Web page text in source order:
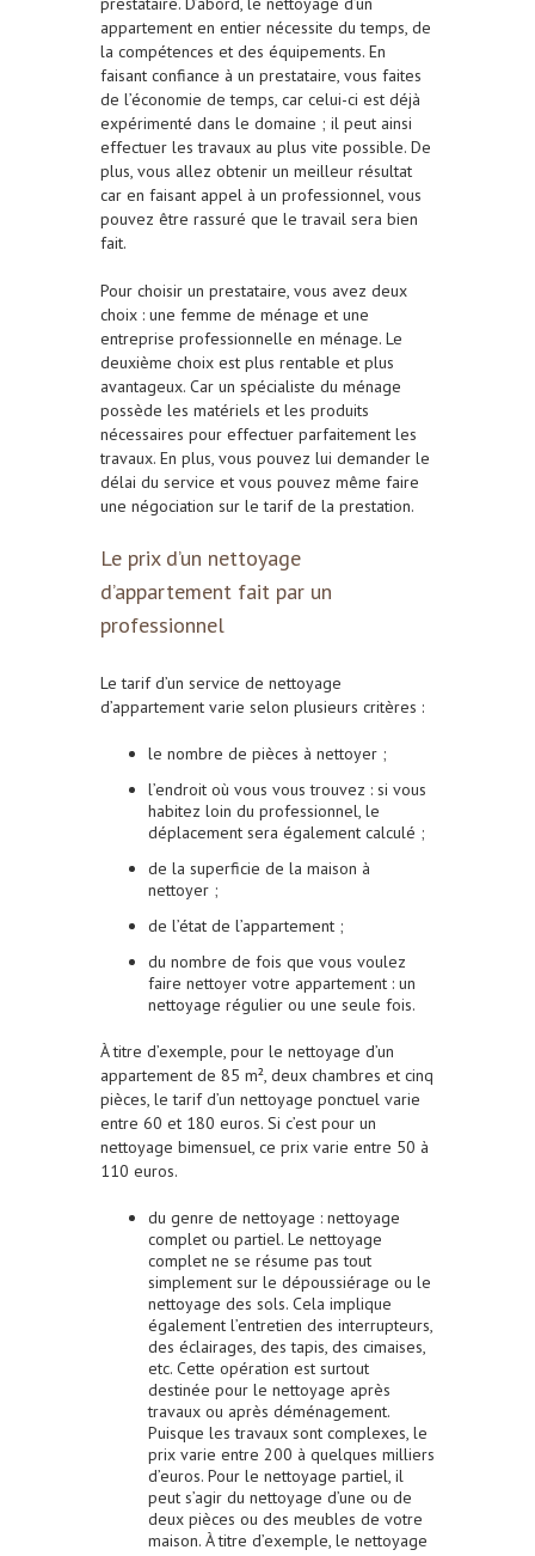
appartement en entier nécessite du temps, de
la compétences et des équipements. En
faisant confiance à un prestataire, vous faites
de l’économie de temps, car celui-ci est déjà
expérimenté dans le domaine ; il peut ainsi
effectuer les travaux au plus vite possible. De
plus, vous allez obtenir un meilleur résultat
car en faisant appel à un professionnel, vous
pouvez être rassuré que le travail sera bien
fait.
Pour choisir un prestataire, vous avez deux
choix : une femme de ménage et une
entreprise professionnelle en ménage. Le
deuxième choix est plus rentable et plus
avantageux. Car un spécialiste du ménage
possède les matériels et les produits
nécessaires pour effectuer parfaitement les
travaux. En plus, vous pouvez lui demander le
délai du service et vous pouvez même faire
une négociation sur le tarif de la prestation.
Le prix d’un nettoyage
d’appartement fait par un
professionnel
Le tarif d’un service de nettoyage
d’appartement varie selon plusieurs critères :
le nombre de pièces à nettoyer ;
l’endroit où vous vous trouvez : si vous
habitez loin du professionnel, le
déplacement sera également calculé ;
de la superficie de la maison à
nettoyer ;
de l’état de l’appartement ;
du nombre de fois que vous voulez
faire nettoyer votre appartement : un
nettoyage régulier ou une seule fois.
À titre d’exemple, pour le nettoyage d’un
appartement de 85 m², deux chambres et cinq
pièces, le tarif d’un nettoyage ponctuel varie
entre 60 et 180 euros. Si c’est pour un
nettoyage bimensuel, ce prix varie entre 50 à
110 euros.
du genre de nettoyage : nettoyage
complet ou partiel. Le nettoyage
complet ne se résume pas tout
simplement sur le dépoussiérage ou le
nettoyage des sols. Cela implique
également l’entretien des interrupteurs,
des éclairages, des tapis, des cimaises,
etc. Cette opération est surtout
destinée pour le nettoyage après
travaux ou après déménagement.
Puisque les travaux sont complexes, le
prix varie entre 200 à quelques milliers
d’euros. Pour le nettoyage partiel, il
peut s’agir du nettoyage d’une ou de
deux pièces ou des meubles de votre
maison. À titre d’exemple, le nettoyage